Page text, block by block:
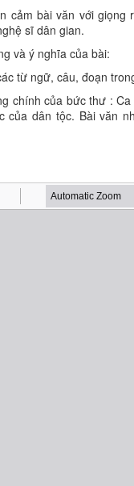
cảm bài văn với
sĩ dân gian.
và ý nghĩa của bài:
từ ngữ, câu, đoạn
chính của bức thư :
của dân tộc. Bài văn